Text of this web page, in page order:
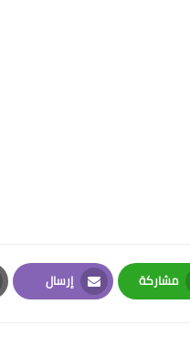
مشاركة
Whatsapp
إرسال
Email